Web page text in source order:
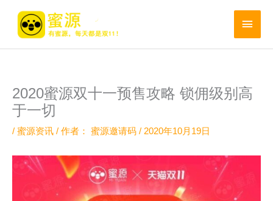
主
菜
2020蜜源双十一预售攻略 锁佣级别高
于一切
/ 蜜源资讯 / 作者： 蜜源邀请码 / 2020年10月19日